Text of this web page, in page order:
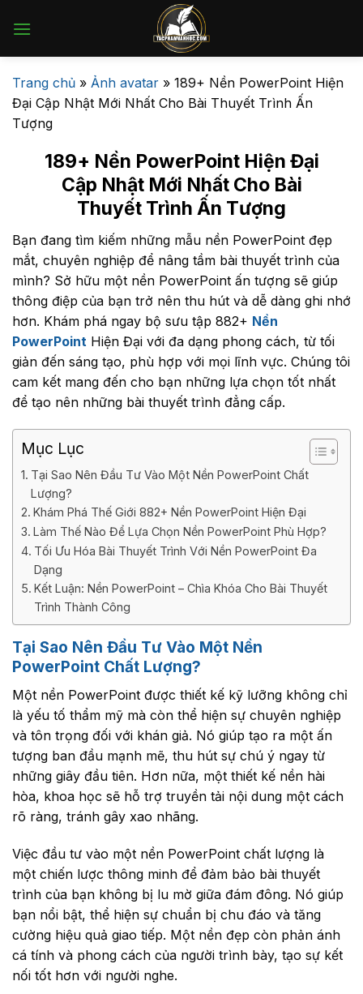
qua
Trang chủ » Ảnh avatar » 189+ Nền PowerPoint Hiện
Đại Cập Nhật Mới Nhất Cho Bài Thuyết Trình Ấn
Tượng
189+ Nền PowerPoint Hiện Đại
Cập Nhật Mới Nhất Cho Bài
Thuyết Trình Ấn Tượng
Bạn đang tìm kiếm những mẫu nền PowerPoint đẹp
mắt, chuyên nghiệp để nâng tầm bài thuyết trình của
mình? Sở hữu một nền PowerPoint ấn tượng sẽ giúp
thông điệp của bạn trở nên thu hút và dễ dàng ghi nhớ
hơn. Khám phá ngay bộ sưu tập 882+ Nền
PowerPoint Hiện Đại với đa dạng phong cách, từ tối
giản đến sáng tạo, phù hợp với mọi lĩnh vực. Chúng tôi
cam kết mang đến cho bạn những lựa chọn tốt nhất
để tạo nên những bài thuyết trình đẳng cấp.
Mục Lục
Tại Sao Nên Đầu Tư Vào Một Nền PowerPoint Chất
Lượng?
Khám Phá Thế Giới 882+ Nền PowerPoint Hiện Đại
Làm Thế Nào Để Lựa Chọn Nền PowerPoint Phù Hợp?
Tối Ưu Hóa Bài Thuyết Trình Với Nền PowerPoint Đa
Dạng
Kết Luận: Nền PowerPoint – Chìa Khóa Cho Bài Thuyết
Trình Thành Công
Tại Sao Nên Đầu Tư Vào Một Nền
PowerPoint Chất Lượng?
Một nền PowerPoint được thiết kế kỹ lưỡng không chỉ
là yếu tố thẩm mỹ mà còn thể hiện sự chuyên nghiệp
và tôn trọng đối với khán giả. Nó giúp tạo ra một ấn
tượng ban đầu mạnh mẽ, thu hút sự chú ý ngay từ
những giây đầu tiên. Hơn nữa, một thiết kế nền hài
hòa, khoa học sẽ hỗ trợ truyền tải nội dung một cách
rõ ràng, tránh gây xao nhãng.
Việc đầu tư vào một nền PowerPoint chất lượng là
một chiến lược thông minh để đảm bảo bài thuyết
trình của bạn không bị lu mờ giữa đám đông. Nó giúp
bạn nổi bật, thể hiện sự chuẩn bị chu đáo và tăng
cường hiệu quả giao tiếp. Một nền đẹp còn phản ánh
cá tính và phong cách của người trình bày, tạo sự kết
nối tốt hơn với người nghe.